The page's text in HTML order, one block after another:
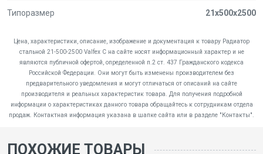
Типоразмер 21x500x2500
Цена, характеристики, описание, изображение и документация к товару Радиатор
стальной 21-500-2500 Valfex C на сайте носят информационный характер и не
являются публичной офертой, определенной п.2 ст. 437 Гражданского кодекса
Российской Федерации. Они могут быть изменены производителем без
предварительного уведомления и могут отличаться от описаний на сайте
производителя и реальных характеристик товара. Для получения подробной
информации о характеристиках данного товара обращайтесь к сотрудникам отдела
продаж. Контактная информация указана в шапке сайта или в разделе "Контакты".
ПОХОЖИЕ ТОВАРЫ